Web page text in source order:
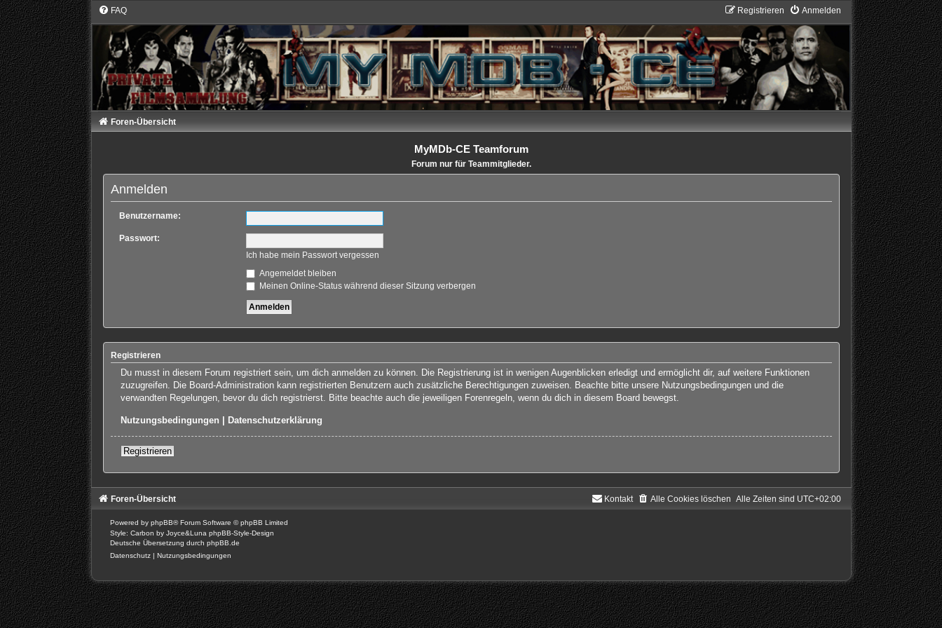
FAQ Anmelden
Registrieren
Foren-Übersicht
MyMDb-CE Teamforum
Forum nur für Teammitglieder.
Anmelden
Benutzername:
Passwort:
Ich habe mein Passwort vergessen
Angemeldet bleiben
Meinen Online-Status während dieser Sitzung verbergen
Registrieren
Du musst in diesem Forum registriert sein, um dich anmelden zu können. Die Registrierung ist in wenigen Augenblicken erledigt und ermöglicht dir, auf weitere Funktionen
zuzugreifen. Die Board-Administration kann registrierten Benutzern auch zusätzliche Berechtigungen zuweisen. Beachte bitte unsere Nutzungsbedingungen und die
verwandten Regelungen, bevor du dich registrierst. Bitte beachte auch die jeweiligen Forenregeln, wenn du dich in diesem Board bewegst.
Nutzungsbedingungen | Datenschutzerklärung
Registrieren
Foren-Übersicht Alle Zeiten sind UTC+02:00
Alle Cookies löschen
Kontakt
Powered by phpBB® Forum Software © phpBB Limited
Style: Carbon by Joyce&Luna phpBB-Style-Design
Deutsche Übersetzung durch phpBB.de
Datenschutz | Nutzungsbedingungen